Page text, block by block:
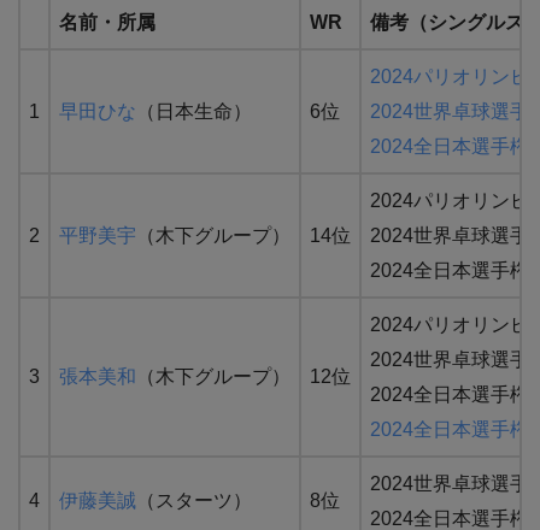
名前・所属 WR 備考（シングルス
1 早田ひな （日本生命） 6位
2024パリオリンピ
2024世界卓球選手
2024全日本選手権
2 平野美宇 （木下グループ） 14位
2024パリオリンピ
2024世界卓球選手
2024全日本選手権
3 張本美和 （木下グループ） 12位
2024パリオリンピ
2024世界卓球選手
2024全日本選手権
2024全日本選手権
4 伊藤美誠 （スターツ） 8位
2024世界卓球選手
2024全日本選手権